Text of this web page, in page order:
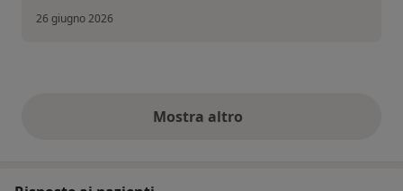
26 giugno 2026
Mostra altroopinioni di cui sopra